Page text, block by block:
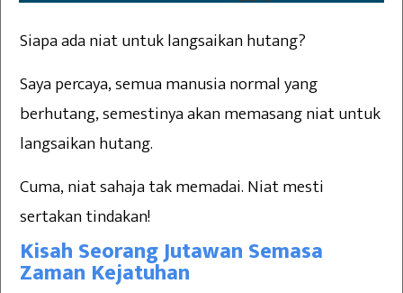
Siapa ada niat untuk langsaikan hutang?
Saya percaya, semua manusia normal yang
berhutang, semestinya akan memasang niat untuk
langsaikan hutang.
Cuma, niat sahaja tak memadai. Niat mesti
sertakan tindakan!
Kisah Seorang Jutawan Semasa
Zaman Kejatuhan